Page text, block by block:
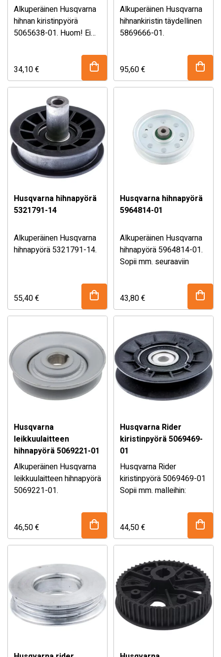
Alkuperäinen Husqvarna
hihnan kiristinpyörä
5065638-01. Huom! Ei
34,10€
Alkuperäinen Husqvarna
hihnankiristin täydellinen
5869666-01.
95,60€
Husqvarna hihnapyörä
5321791-14
Alkuperäinen Husqvarna
hihnapyörä 5321791-14.
55,40€
Husqvarna hihnapyörä
5964814-01
Alkuperäinen Husqvarna
hihnapyörä 5964814-01.
Sopii mm. seuraaviin
– Husqvarna TC 130
– Husqvarna Z448
– Husqvarna Z454X
43,80€
Husqvarna
leikkuulaitteen
hihnapyörä 5069221-01
Alkuperäinen Husqvarna
leikkuulaitteen hihnapyörä
5069221-01.
46,50€
Husqvarna Rider
kiristinpyörä 5069469-
01
Husqvarna Rider
kiristinpyörä 5069469-01
Sopii mm. malleihin:
– Husqvarna R 112C
– Husqvarna R 214TC
Katso täydellinen
sopivuustaulukko
44,50€